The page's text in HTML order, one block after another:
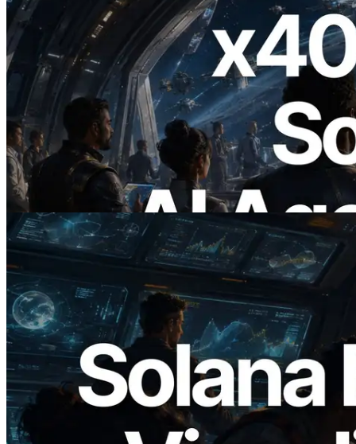
2026.07.04
ERPC lança Solana RPC com suporte a
x402 — A era em que agentes de IA
pagam sob demanda pelas APIs de que
precisam
Ler este artigo
2026.05.24
Validators Solutions lança Solana Block